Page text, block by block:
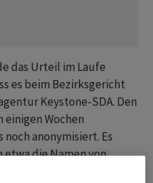
das Urteil im Laufe
es beim Bezirksgericht
Keystone-SDA. Den
Wochen
anonymisiert. Es
etwa die Namen von